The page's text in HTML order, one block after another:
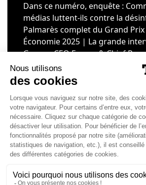
Dans ce numéro, enquête :
médias luttent-ils contre la
Palmarès complet du Grand
Économie 2025 | La grande
Gomes, CEO France & Chief
EMEA chez The Adecco Group
J'ACHÈTE LE NUMÉRO
JE M'ABONNE 1 AN - 4 NUM.
JE DÉCOUVRE LES NUMÉROS